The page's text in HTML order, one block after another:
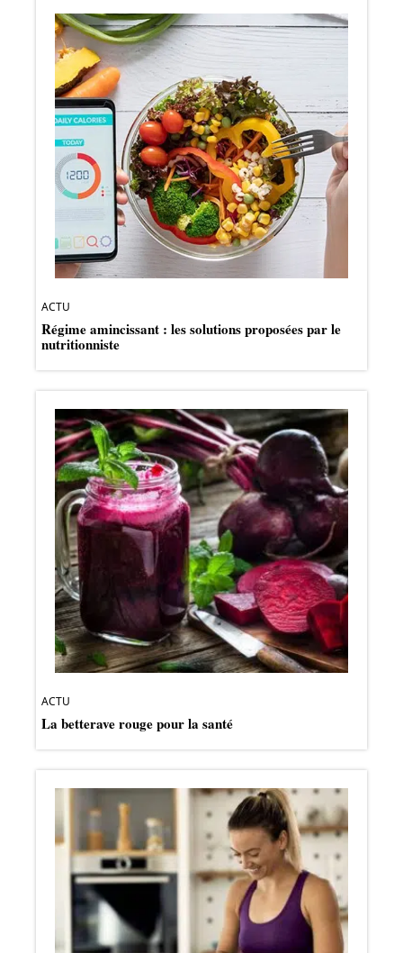
ACTU
Régime amincissant : les solutions proposées par le
nutritionniste
ACTU
La betterave rouge pour la santé